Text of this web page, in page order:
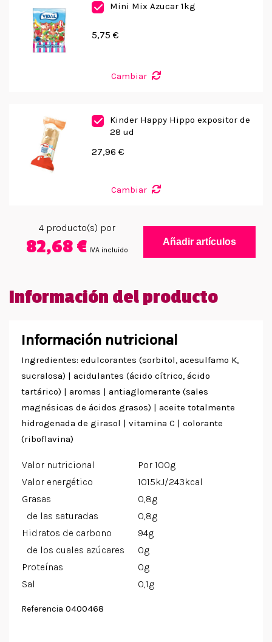
Mini Mix Azucar 1kg
5,75 €
Cambiar
Kinder Happy Hippo expositor de
28 ud
27,96 €
Cambiar
4producto(s) por
82,68 € IVA incluido
Añadir artículos
Información del producto
Información nutricional
Ingredientes: edulcorantes (sorbitol, acesulfamo K,
sucralosa) | acidulantes (ácido cítrico, ácido
tartárico) | aromas | antiaglomerante (sales
magnésicas de ácidos grasos) | aceite totalmente
hidrogenada de girasol | vitamina C | colorante
(riboflavina)
Valor nutricional
Por 100g
Valor energético
1015kJ/243kcal
Grasas
0,8g
de las saturadas
0,8g
Hidratos de carbono
94g
de los cuales azúcares
0g
Proteínas
0g
Sal
0,1g
Referencia 0400468